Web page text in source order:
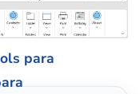
para